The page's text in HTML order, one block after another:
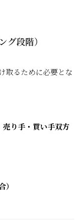
グ段階）
取るために必要とな
売り手・買い手双方
）